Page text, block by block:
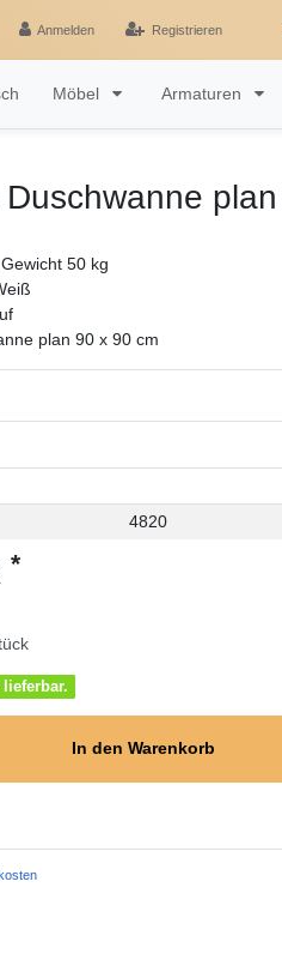
Anmelden Registrieren
Möbel Armaturen
50 kg
plan 90 x 90 cm
4820
*
lieferbar.
In den Warenkorb